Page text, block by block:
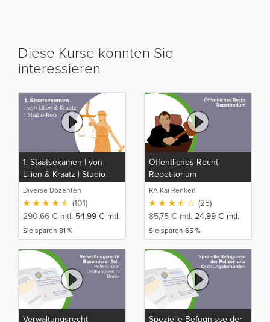
Diese Kurse könnten Sie
interessieren
1. Staatsexamen | von
Lilien & Kraatz | Studio-
Rep
Diverse Dozenten
(101)
290,66€mtl. 54,99 € mtl.
Sie sparen 81 %
Öffentliches Recht
Repetitorium
RA Kai Renken
(25)
85,75€mtl. 24,99 € mtl.
Sie sparen 65 %
Verwaltungsrecht
Spezielle Befugnisse der